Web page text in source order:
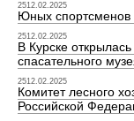
2512.02.2025
Юных спортсменов
2512.02.2025
В Курске
спасательного
2512.02.2025
Комитет лесного
Российской